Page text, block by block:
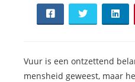
Vuur is een ontzettend
mensheid geweest, maar